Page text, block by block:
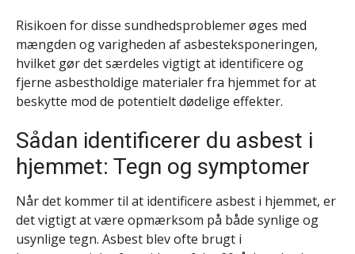
Risikoen for disse sundhedsproblemer øges med
mængden og varigheden af asbesteksponeringen,
hvilket gør det særdeles vigtigt at identificere og
fjerne asbestholdige materialer fra hjemmet for at
beskytte mod de potentielt dødelige effekter.
Sådan identificerer du asbest i
hjemmet: Tegn og symptomer
Når det kommer til at identificere asbest i hjemmet, er
det vigtigt at være opmærksom på både synlige og
usynlige tegn. Asbest blev ofte brugt i